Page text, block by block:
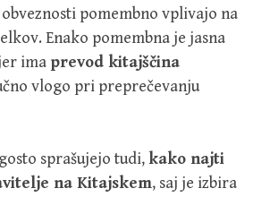
obveznosti pomembno vplivajo na
Enako pomembna je jasna
ima prevod kitajščina
vlogo pri preprečevanju
sprašujejo tudi, kako najti
na Kitajskem, saj je izbira